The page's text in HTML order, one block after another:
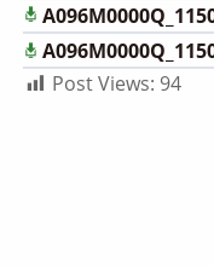
Post Views: 94